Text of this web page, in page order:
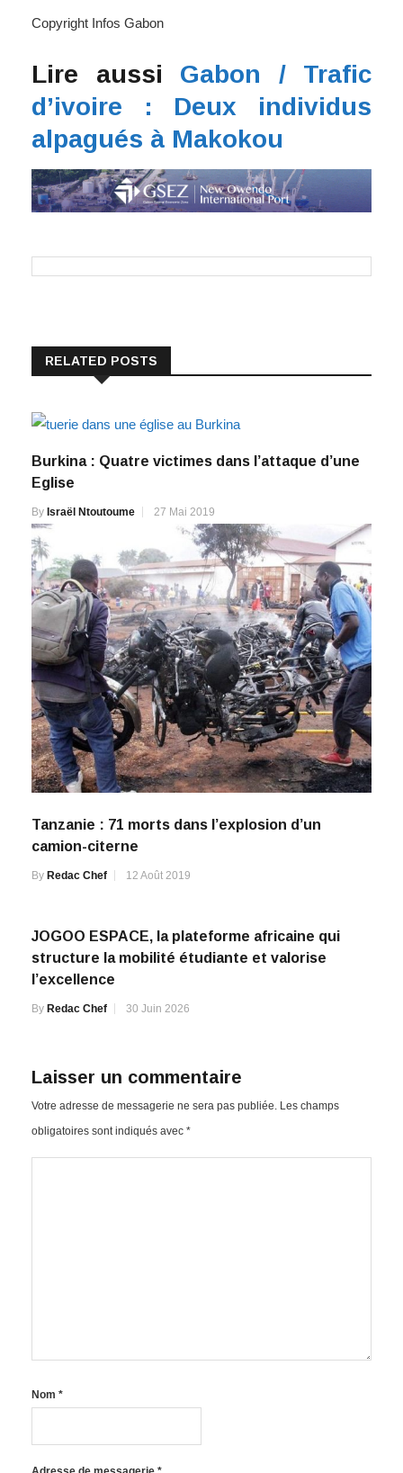
Copyright Infos Gabon
Lire aussi Gabon / Trafic
d’ivoire : Deux individus
alpagués à Makokou
RELATED POSTS
Burkina : Quatre victimes dans l’attaque d’une
Eglise
By Israël Ntoutoume 27 Mai 2019
Tanzanie : 71 morts dans l’explosion d’un
camion-citerne
By Redac Chef 12 Août 2019
JOGOO ESPACE, la plateforme africaine qui
structure la mobilité étudiante et valorise
l’excellence
By Redac Chef 30 Juin 2026
Laisser un commentaire
Votre adresse de messagerie ne sera pas publiée. Les champs
obligatoires sont indiqués avec *
Nom *